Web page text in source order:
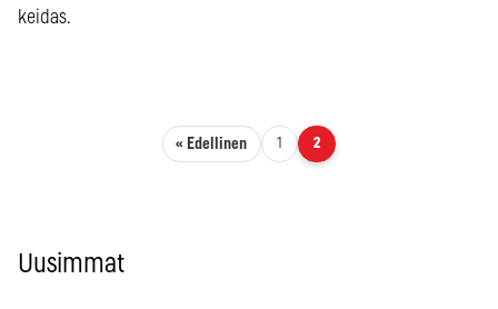
keidas.
Artikkelien sivutus
« Edellinen 1 2
Uusimmat